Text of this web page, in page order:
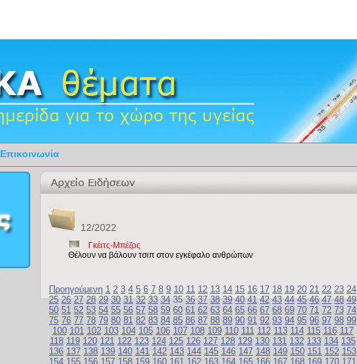
Επικοινωνία
12/2022
Γκέιτς-Μπέζος
Θέλουν να βάλουν τσιπ στον εγκέφαλο ανθρώπων
Προηγούμενη 1 2 3 4 5 6 7 8 9 10 11 12 13 14 15 16 17 18 19 20 21 22 23 24
25 26 27 28 29 30 31 32 33 343536 37 38 39 40 41 42 43 44 45 46 47 48 49
50 51 52 53 54 55 56 57 58 59 60 61 62 63 64 65 66 67 68 69 70 71 72 73 74
75 76 77 78 79 80 81 82 83 84 85 86 87 88 89 90 91 92 93 94 95 96 97 98 99
100 101 102 103 104 105 106 107 108 109 110 111 112 113 114 115 116 117
118 119 120 121 122 123 124 125 126 127 128 129 130 131 132 133 134 135
136 137 138 139 140 141 142 143 144 145 146 147 148 149 150 151 152 153
154 155 156 157 158 159 160 161 162 163 164 165 166 167 168 169 170 171